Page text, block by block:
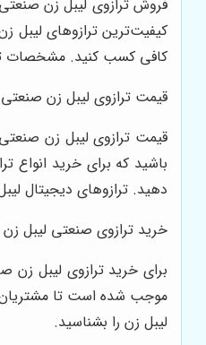
فروش ترازوی لیبل زن صنعتی
کیفیت‌ترین ترازوهای لیبل
کافی کسب کنید. مشخصات
قیمت ترازوی لیبل زن صنعتی
قیمت ترازوی لیبل زن
باشید که برای خرید انواع
دهید. ترازوهای دیجیتال
خرید ترازوی صنعتی لیبل زن
برای خرید ترازوی لیبل
موجب شده است تا مشتریان
لیبل زن را بشناسید.